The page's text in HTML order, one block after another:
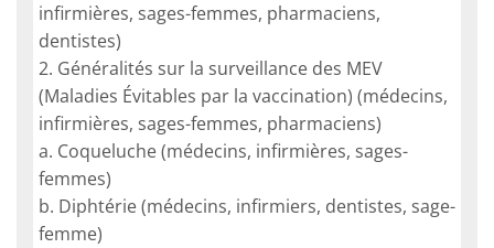
infirmières, sages-femmes, pharmaciens,
dentistes)
2. Généralités sur la surveillance des MEV
(Maladies Évitables par la vaccination) (médecins,
infirmières, sages-femmes, pharmaciens)
a. Coqueluche (médecins, infirmières, sages-
femmes)
b. Diphtérie (médecins, infirmiers, dentistes, sage-
femme)